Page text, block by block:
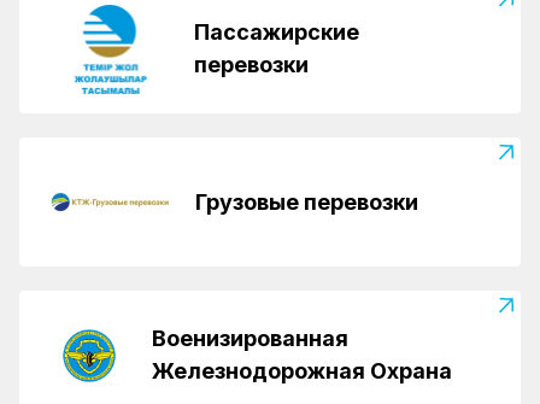
Пассажирские
перевозки
Грузовые перевозки
Военизированная
Железнодорожная Охрана